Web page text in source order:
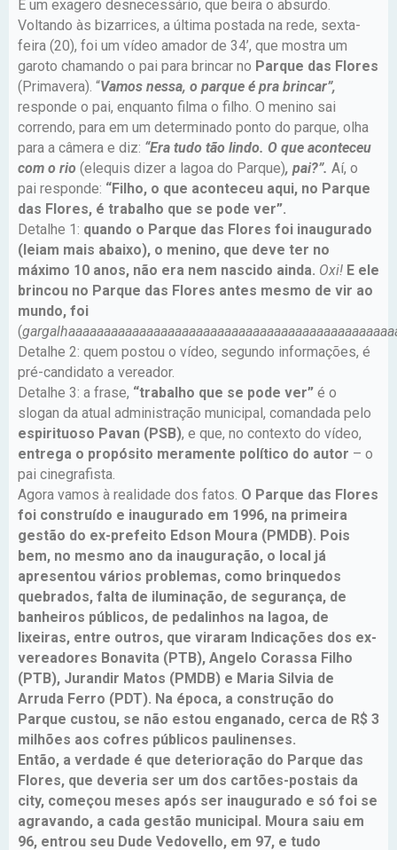
É um exagero desnecessário, que beira o absurdo.
Voltando às bizarrices, a última postada na rede, sexta-
feira (20), foi um vídeo amador de 34’, que mostra um
garoto chamando o pai para brincar no Parque das Flores
(Primavera). “Vamos nessa, o parque é pra brincar”,
responde o pai, enquanto filma o filho. O menino sai
correndo, para em um determinado ponto do parque, olha
para a câmera e diz: “Era tudo tão lindo. O que aconteceu
com o rio (elequis dizer a lagoa do Parque), pai?”. Aí, o
pai responde: “Filho, o que aconteceu aqui, no Parque
das Flores, é trabalho que se pode ver”.
Detalhe 1: quando o Parque das Flores foi inaugurado
(leiam mais abaixo), o menino, que deve ter no
máximo 10 anos, não era nem nascido ainda. Oxi! E ele
brincou no Parque das Flores antes mesmo de vir ao
mundo, foi
(
Detalhe 2: quem postou o vídeo, segundo informações, é
pré-candidato a vereador.
Detalhe 3: a frase, “trabalho que se pode ver” é o
slogan da atual administração municipal, comandada pelo
espirituoso Pavan (PSB), e que, no contexto do vídeo,
entrega o propósito meramente político do autor – o
pai cinegrafista.
Agora vamos à realidade dos fatos. O Parque das Flores
foi construído e inaugurado em 1996, na primeira
gestão do ex-prefeito Edson Moura (PMDB). Pois
bem, no mesmo ano da inauguração, o local já
apresentou vários problemas, como brinquedos
quebrados, falta de iluminação, de segurança, de
banheiros públicos, de pedalinhos na lagoa, de
lixeiras, entre outros, que viraram Indicações dos ex-
vereadores Bonavita (PTB), Angelo Corassa Filho
(PTB), Jurandir Matos (PMDB) e Maria Silvia de
Arruda Ferro (PDT). Na época, a construção do
Parque custou, se não estou enganado, cerca de R$ 3
milhões aos cofres públicos paulinenses.
Então, a verdade é que deterioração do Parque das
Flores, que deveria ser um dos cartões-postais da
city, começou meses após ser inaugurado e só foi se
agravando, a cada gestão municipal. Moura saiu em
96, entrou seu Dude Vedovello, em 97, e tudo